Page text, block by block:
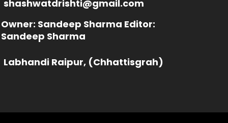
shashwatdrishti@gmail.com
Owner: Sandeep Sharma Editor:
Sandeep Sharma
Labhandi Raipur, (Chhattisgrah)